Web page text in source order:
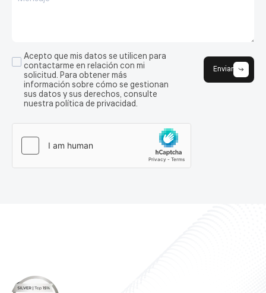
Acepto que mis datos se utilicen para
contactarme en relación con mi
solicitud. Para obtener más
información sobre cómo se gestionan
sus datos y sus derechos, consulte
nuestra política de privacidad.
Enviar